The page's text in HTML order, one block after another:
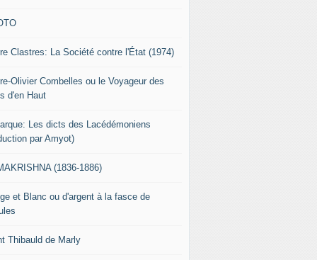
Clastres: La Société contre l'État (1974)
Olivier Combelles ou le Voyageur des
d'en Haut
Les dicts des Lacédémoniens
par Amyot)
(1836-1886)
et Blanc ou d'argent à la fasce de
Thibauld de Marly